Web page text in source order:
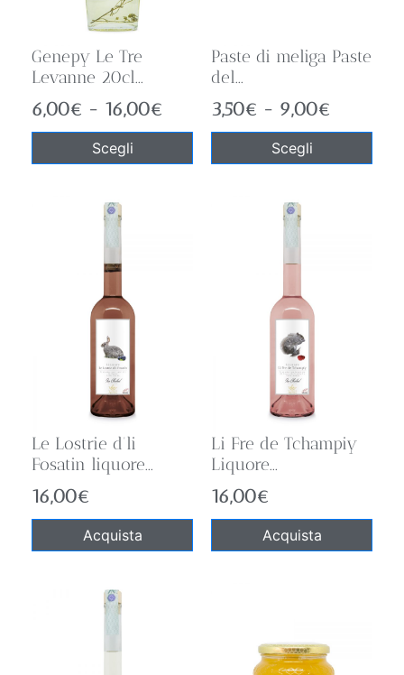
Genepy Le Tre
Levanne 20cl...
6,00€ - 16,00€
Scegli
Paste di meliga Paste
del...
3,50€ - 9,00€
Scegli
Le Lostrie d’li
Fosatin liquore...
16,00€
Acquista
Li Fre de Tchampiy
Liquore...
16,00€
Acquista